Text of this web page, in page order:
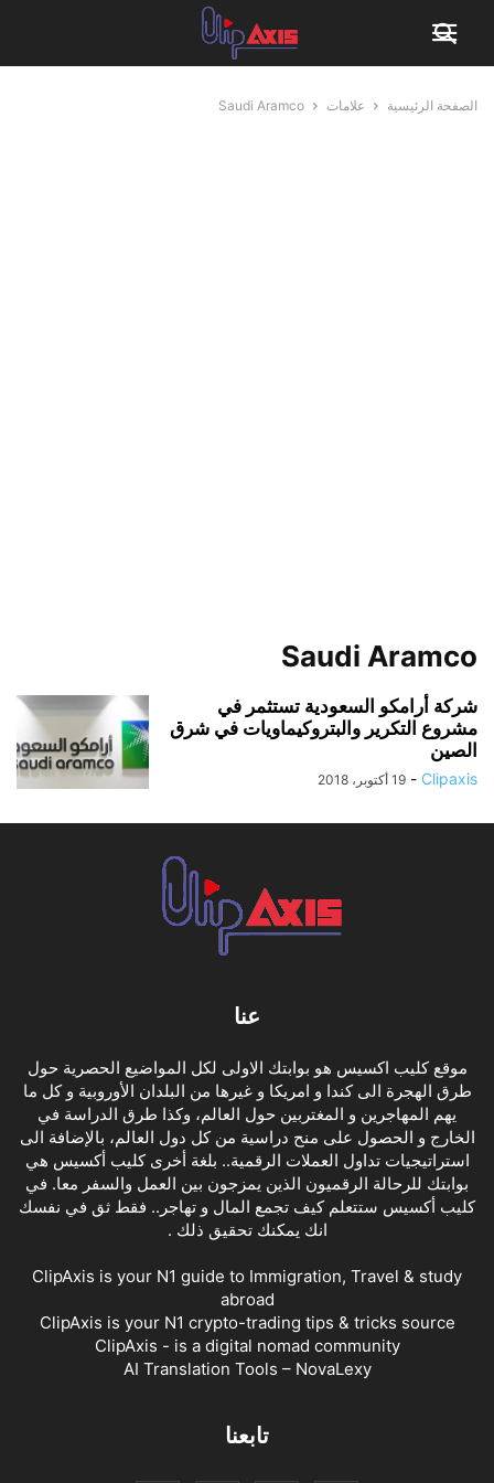
الصفحة الرئيسية علامات Saudi Aramco
Saudi Aramco
شركة أرامكو السعودية تستثمر في
مشروع التكرير والبتروكيماويات في شرق
الصين
Clipaxis
- 19 أكتوبر، 2018
عنا
موقع كليب اكسيس هو بوابتك الاولى لكل المواضيع الحصرية حول
طرق الهجرة الى كندا و امريكا و غيرها من البلدان الأوروبية و كل ما
يهم المهاجرين و المغتربين حول العالم، وكذا طرق الدراسة في
الخارج و الحصول على منح دراسية من كل دول العالم، بالإضافة الى
استراتيجيات تداول العملات الرقمية.. بلغة أخرى كليب أكسيس هي
بوابتك للرحالة الرقميون الذين يمزجون بين العمل والسفر معا. في
كليب أكسيس ستتعلم كيف تجمع المال و تهاجر.. فقط ثق في نفسك
انك يمكنك تحقيق ذلك .
ClipAxis is your N1 guide to Immigration, Travel & study
abroad
ClipAxis is your N1 crypto-trading tips & tricks source
ClipAxis - is a digital nomad community
AI Translation Tools – NovaLexy
تابعنا